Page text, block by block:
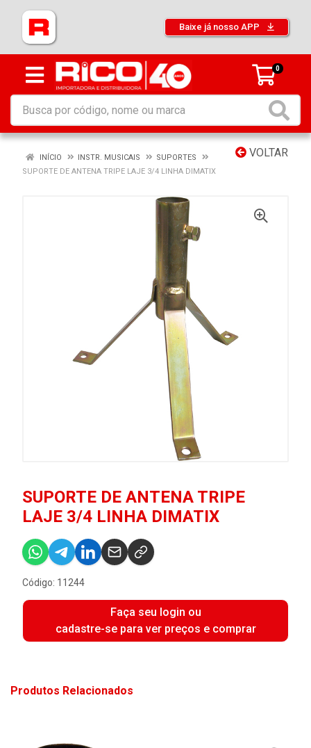
Baixe já nosso APP
0
VOLTAR
INÍCIO INSTR. MUSICAIS
SUPORTES
SUPORTE DE ANTENA TRIPE LAJE 3/4 LINHA DIMATIX
SUPORTE DE ANTENA TRIPE
LAJE 3/4 LINHA DIMATIX
Código: 11244
Faça seu login ou
cadastre-se para ver preços e comprar
Produtos Relacionados